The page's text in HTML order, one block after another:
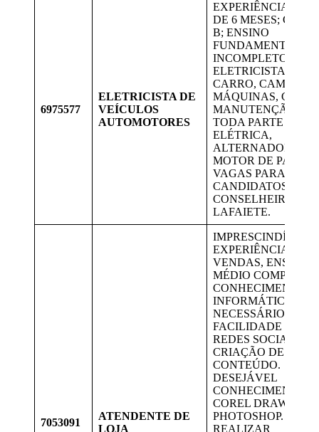
6975577
ELETRICISTA DE
VEÍCULOS
AUTOMOTORES
EXPERIÊNCIA
DE 6 MESES; CNH
B; ENSINO
FUNDAMENTAL
INCOMPLETO;
ELETRICISTA DE
CARRO,
MÁQUINAS, COM
MANUTENÇÃO EM
TODA PARTE
ELÉTRICA,
ALTERNADOR E
MOTOR DE
VAGAS PARA
CANDIDATOS DE
CONSELHEIRO
LAFAIETE.
7053091
ATENDENTE DE
LOJA
IMPRESCINDÍVEL
EXPERIÊNCIA COM
VENDAS, ENSINO
MÉDIO COMPLETO
CONHECIMENTO
INFORMÁTICA.
NECESSÁRIO
FACILIDADE COM
REDES SOCIAIS E
CRIAÇÃO DE
CONTEÚDO.
DESEJÁVEL
CONHECIMENTO
COREL DRAW E
PHOTOSHOP.
REALIZAR